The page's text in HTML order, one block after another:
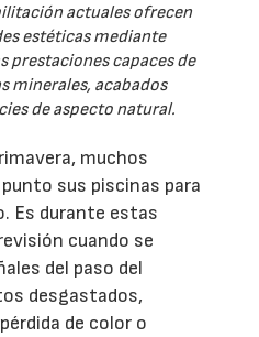
actuales ofrecen
estéticas mediante
prestaciones capaces de
minerales, acabados
de aspecto natural.
muchos
sus piscinas para
Es durante estas
cuando se
del paso del
desgastados,
de color o